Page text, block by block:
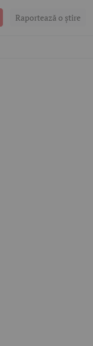
Raportează o ştire